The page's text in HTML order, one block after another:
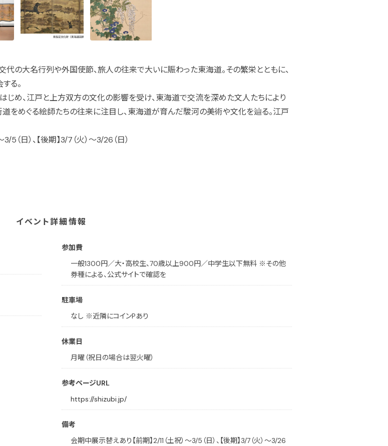
の大名行列や外国使節、旅人の往来で大いに賑わった東海道。その繁栄とともに、
る。
じめ、江戸と上方双方の文化の影響を受け、東海道で交流を深めた文人たちにより
をめぐる絵師たちの往来に注目し、東海道が育んだ駿河の美術や文化を辿る。江戸
日）、【後期】3/7（火）〜3/26（日）
イベント詳細情報
参加費
一般1300円／大・高校生、70歳以上900円／中学生以下無料 ※その他
券種による、公式サイトで確認を
駐車場
なし ※近隣にコインPあり
休業日
月曜（祝日の場合は翌火曜）
参考ページURL
https://shizubi.jp/
備考
会期中展示替えあり【前期】2/11（土祝）〜3/5（日）、【後期】3/7（火）〜3/26